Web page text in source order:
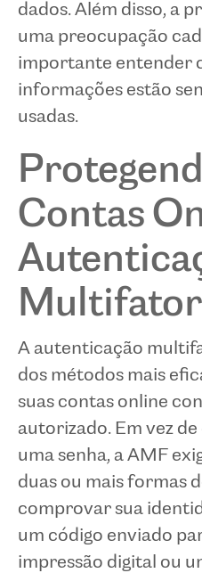
dados. Além disso, a
uma preocupação
importante entender
informações estão
usadas.
Contas
A autenticação
dos métodos mais
suas contas online
autorizado. Em vez
uma senha, a AMF
duas ou mais formas
comprovar sua
um código enviado
impressão digital ou